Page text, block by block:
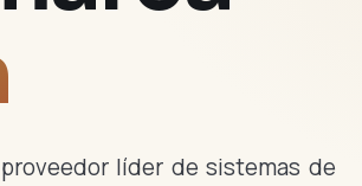
líder de sistemas de